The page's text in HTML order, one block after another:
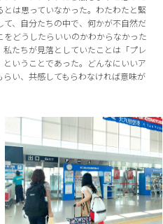
は思っていなかった。わたわたと緊
、自分たちの中で、何かが不自然だ
どうしたらいいのかわからなかった
たちが見落としていたことは「プレ
いうことであった。どんなにいいア
い、共感してもらわなければ意味が